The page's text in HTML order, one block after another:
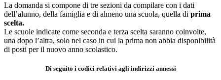
La domanda si compone di tre sezioni da compilare con i dati
dell’alunno, della famiglia e di almeno una scuola, quella di prima
scelta.
Le scuole indicate come seconda e terza scelta saranno coinvolte,
una dopo l’altra, solo nel caso in cui la prima non abbia disponibilità
di posti per il nuovo anno scolastico.
Di seguito i codici relativi agli indirizzi annessi